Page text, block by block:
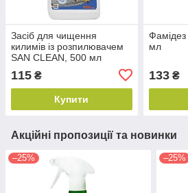
Засіб для чищення
килимів із розпилювачем
SAN CLEAN, 500 мл
115 ₴
Купити
Фамідез
мл
133₴
Акційні пропозиції та новинки
–25% –25%